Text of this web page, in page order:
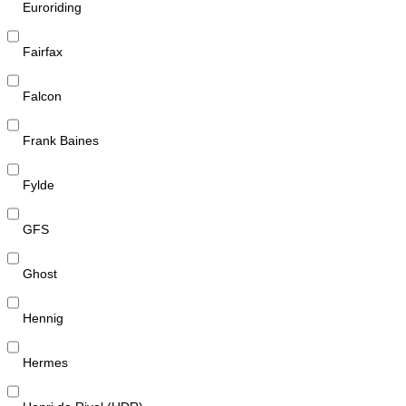
Euroriding
Fairfax
Falcon
Frank Baines
Fylde
GFS
Ghost
Hennig
Hermes